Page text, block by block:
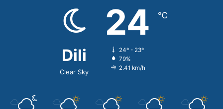
Dili
Clear Sky
24 ℃
24º - 23º
79%
2.41 km/h